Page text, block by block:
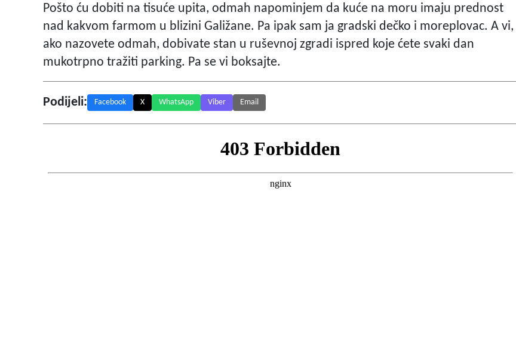
Pošto ću dobiti na tisuće upita, odmah napominjem da kuće na moru imaju prednost
nad kakvom farmom u blizini Galižane. Pa ipak sam ja gradski dečko i moreplovac. A vi,
ako nazovete odmah, dobivate stan u ruševnoj zgradi ispred koje ćete svaki dan
mukotrpno tražiti parking. Pa se vi boksajte.
Podijeli: Facebook X WhatsApp Viber Email